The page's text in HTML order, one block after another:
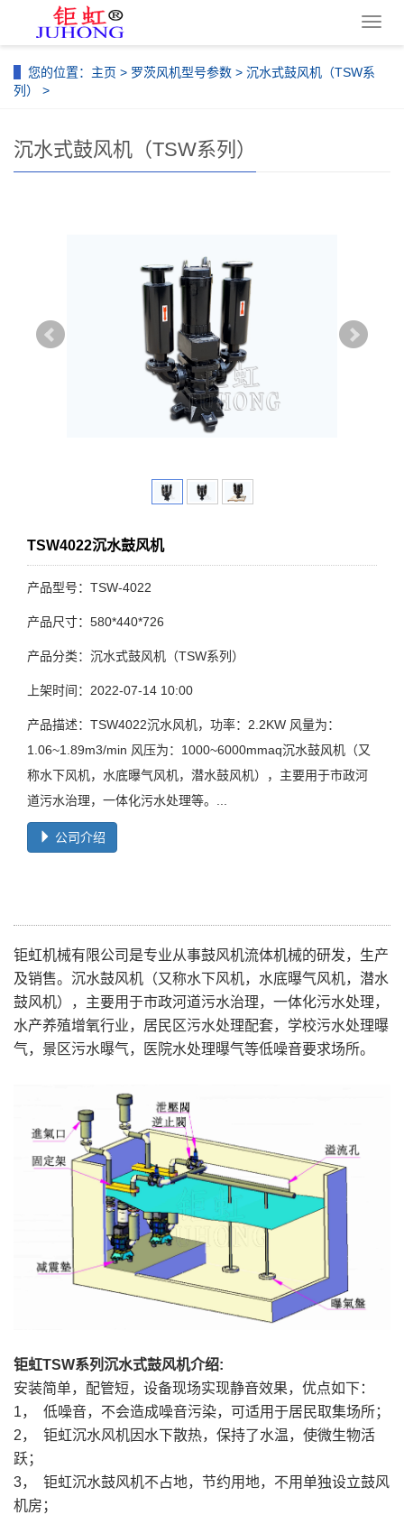
导
单
您的位置： 主页 > 罗茨风机型号参数 > 沉水式鼓风机（TSW系
列）
>
沉水式鼓风机（TSW系列）
TSW4022沉水鼓风机
产品型号：TSW-4022
产品尺寸：580*440*726
产品分类：沉水式鼓风机（TSW系列）
上架时间：2022-07-14 10:00
产品描述：TSW4022沉水风机，功率：2.2KW 风量为：
1.06~1.89m3/min 风压为：1000~6000mmaq沉水鼓风机（又
称水下风机，水底曝气风机，潜水鼓风机），主要用于市政河
道污水治理，一体化污水处理等。...
公司介绍
钜虹机械有限公司是专业从事鼓风机流体机械的研发，生产
及销售。沉水鼓风机（又称水下风机，水底曝气风机，潜水
鼓风机），主要用于市政河道污水治理，一体化污水处理，
水产养殖增氧行业，居民区污水处理配套，学校污水处理曝
气，景区污水曝气，医院水处理曝气等低噪音要求场所。
钜虹TSW系列沉水式鼓风机介绍:
安装简单，配管短，设备现场实现静音效果，优点如下：
1， 低噪音，不会造成噪音污染，可适用于居民取集场所；
2， 钜虹沉水风机因水下散热，保持了水温，使微生物活
跃；
3， 钜虹沉水鼓风机不占地，节约用地，不用单独设立鼓风
机房；